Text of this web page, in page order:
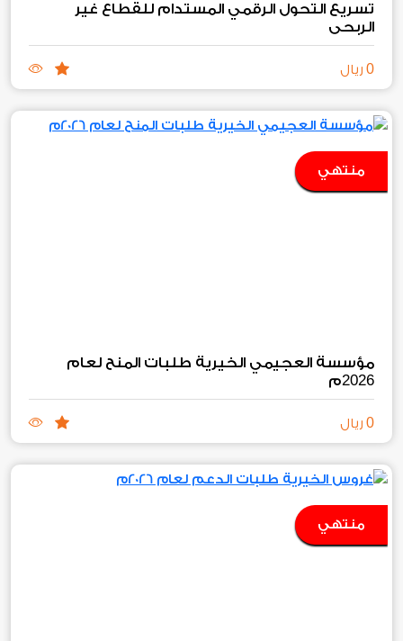
تسريع التحول الرقمي المستدام للقطاع غير
الربحي
0 ريال
منتهي
مؤسسة العجيمي الخيرية طلبات المنح لعام
2026م
0 ريال
منتهي